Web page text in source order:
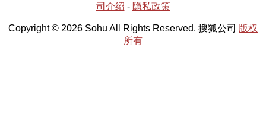
司介绍 - 隐私政策
Copyright © 2026 Sohu All Rights Reserved. 搜狐公司 版权
所有